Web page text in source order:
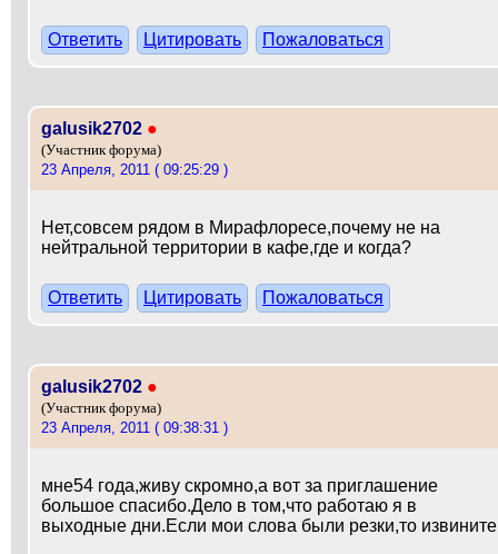
Ответить Цитировать Пожаловаться
galusik2702 ●
(Участник форума)
23 Апреля, 2011 ( 09:25:29 )
Нет,совсем рядом в Мирафлоресе,почему не на
нейтральной территории в кафе,где и когда?
Ответить Цитировать Пожаловаться
galusik2702 ●
(Участник форума)
23 Апреля, 2011 ( 09:38:31 )
мне54 года,живу скромно,а вот за приглашение
большое спасибо.Дело в том,что работаю я в
выходные дни.Если мои слова были резки,то извините